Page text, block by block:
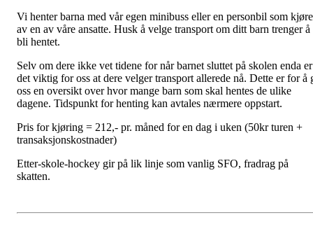
Vi henter barna med vår egen minibuss eller en personbil som
av en av våre ansatte. Husk å velge transport om ditt barn trenger å
bli hentet.
Selv om dere ikke vet tidene for når barnet sluttet på skolen enda er
det viktig for oss at dere velger transport allerede nå. Dette er for å
oss en oversikt over hvor mange barn som skal hentes de ulike
dagene. Tidspunkt for henting kan avtales nærmere oppstart.
Pris for kjøring = 212,- pr. måned for en dag i uken (50kr turen +
transaksjonskostnader)
Etter-skole-hockey gir på lik linje som vanlig SFO, fradrag på
skatten.